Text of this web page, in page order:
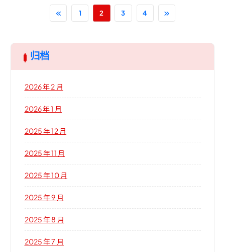
1 2 3 4
归档
2026 年 2 月
2026 年 1 月
2025 年 12 月
2025 年 11 月
2025 年 10 月
2025 年 9 月
2025 年 8 月
2025 年 7 月